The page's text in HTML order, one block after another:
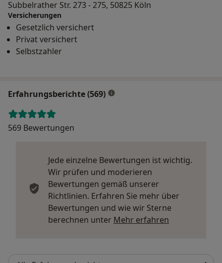
Subbelrather Str. 273 - 275, 50825 Köln
Versicherungen
Gesetzlich versichert
Privat versichert
Selbstzahler
Erfahrungsberichte (569)
569 Bewertungen
Jede einzelne Bewertungen ist wichtig.
Wir prüfen und moderieren
Bewertungen gemäß unserer
Richtlinien. Erfahren Sie mehr über
Bewertungen und wie wir Sterne
berechnen unter Mehr erfahren